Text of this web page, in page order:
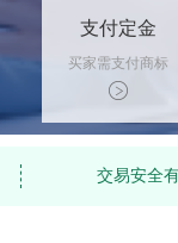
支付定金
买家需支付商标
标价的10%的购
买订金
交易安全